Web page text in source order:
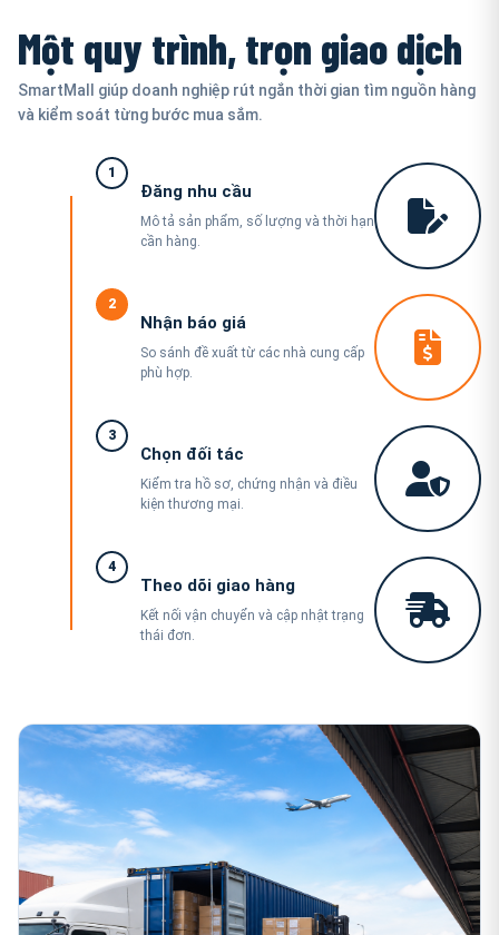
Một quy trình, trọn giao dịch
SmartMall giúp doanh nghiệp rút ngắn thời gian tìm nguồn hàng
và kiểm soát từng bước mua sắm.
1
Đăng nhu cầu
Mô tả sản phẩm, số lượng và thời hạn
cần hàng.
2
Nhận báo giá
So sánh đề xuất từ các nhà cung cấp
phù hợp.
3
Chọn đối tác
Kiểm tra hồ sơ, chứng nhận và điều
kiện thương mại.
4
Theo dõi giao hàng
Kết nối vận chuyển và cập nhật trạng
thái đơn.